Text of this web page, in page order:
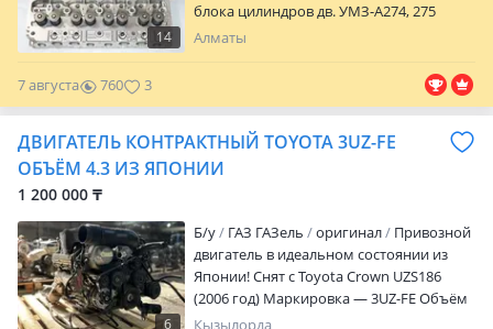
14
блока цилиндров дв. УМЗ-А274, 275
Evotech 2.7 в сборе "УМЗ" БЕЗ
оригинальные запчасти с гарантией!
Официальный представитель ГАЗ! В
наличии на складах. Строго заводского
производства. Гарантия. Оперативная
доставка в регионы! По Алматы EXPRESS
расчёт. Адрес торгового зала:
Жансугурова 315 График работы:
ежедневно с 8.00 до 17.00. Возможно
оформление в рассрочку. Приглашаем к
взаимовыгодному сотрудничеству
Алматы
7 августа 760 3
ДВИГАТЕЛЬ КОНТРАКТНЫЙ TOYOTA 3UZ-FE
ОБЪЁМ 4.3 ИЗ ЯПОНИИ
1 200 000 ₸
6
Б/y ГАЗ ГАЗель оригинал
Привозной
двигатель в идеальном состоянии из
Японии! Снят с Toyota Crown UZS186
(2006 год) Маркировка — 3UZ-FE Объём
— 4.3 АКПП — 5-ти, 6-ти ступка
Кызылорда